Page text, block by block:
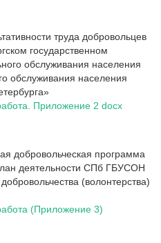
труда добровольцев
государственном
обслуживания населения
обслуживания населения
Приложение 2 docx
добровольческая программа
деятельности СПб ГБУСОН
(волонтерства)
(Приложение 3)